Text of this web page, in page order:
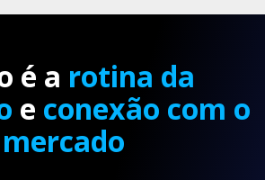
é a rotina da
e conexão com o
mercado